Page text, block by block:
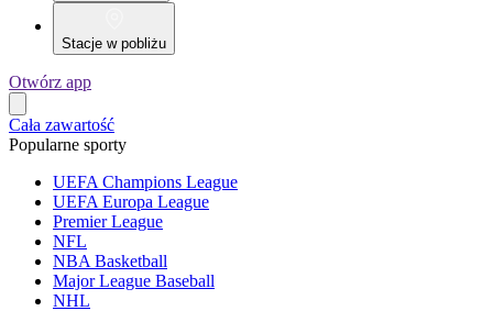
Stacje w pobliżu
Otwórz app
Cała zawartość
Popularne sporty
UEFA Champions League
UEFA Europa League
Premier League
NFL
NBA Basketball
Major League Baseball
NHL